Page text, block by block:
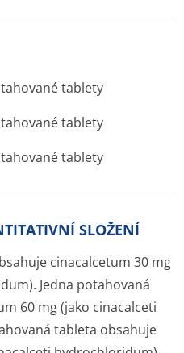
tablety
tablety
tablety
SLOŽENÍ
cinacalcetum 30 mg
Jedna potahovaná
60 mg (jako cinacalceti
tableta obsahuje